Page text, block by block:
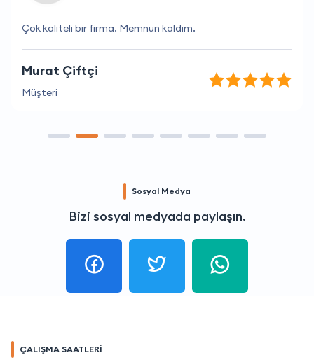
Çok kaliteli bir firma. Memnun kaldım.
Murat Çiftçi
Müşteri
Sosyal Medya
Bizi sosyal medyada paylaşın.
ÇALIŞMA SAATLERİ